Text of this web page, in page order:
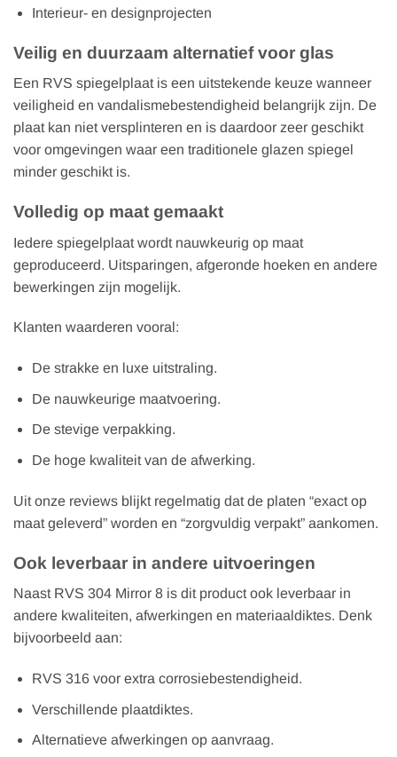
Interieur- en designprojecten
Veilig en duurzaam alternatief voor glas
Een RVS spiegelplaat is een uitstekende keuze wanneer
veiligheid en vandalismebestendigheid belangrijk zijn. De
plaat kan niet versplinteren en is daardoor zeer geschikt
voor omgevingen waar een traditionele glazen spiegel
minder geschikt is.
Volledig op maat gemaakt
Iedere spiegelplaat wordt nauwkeurig op maat
geproduceerd. Uitsparingen, afgeronde hoeken en andere
bewerkingen zijn mogelijk.
Klanten waarderen vooral:
De strakke en luxe uitstraling.
De nauwkeurige maatvoering.
De stevige verpakking.
De hoge kwaliteit van de afwerking.
Uit onze reviews blijkt regelmatig dat de platen “exact op
maat geleverd” worden en “zorgvuldig verpakt” aankomen.
Ook leverbaar in andere uitvoeringen
Naast RVS 304 Mirror 8 is dit product ook leverbaar in
andere kwaliteiten, afwerkingen en materiaaldiktes. Denk
bijvoorbeeld aan:
RVS 316 voor extra corrosiebestendigheid.
Verschillende plaatdiktes.
Alternatieve afwerkingen op aanvraag.